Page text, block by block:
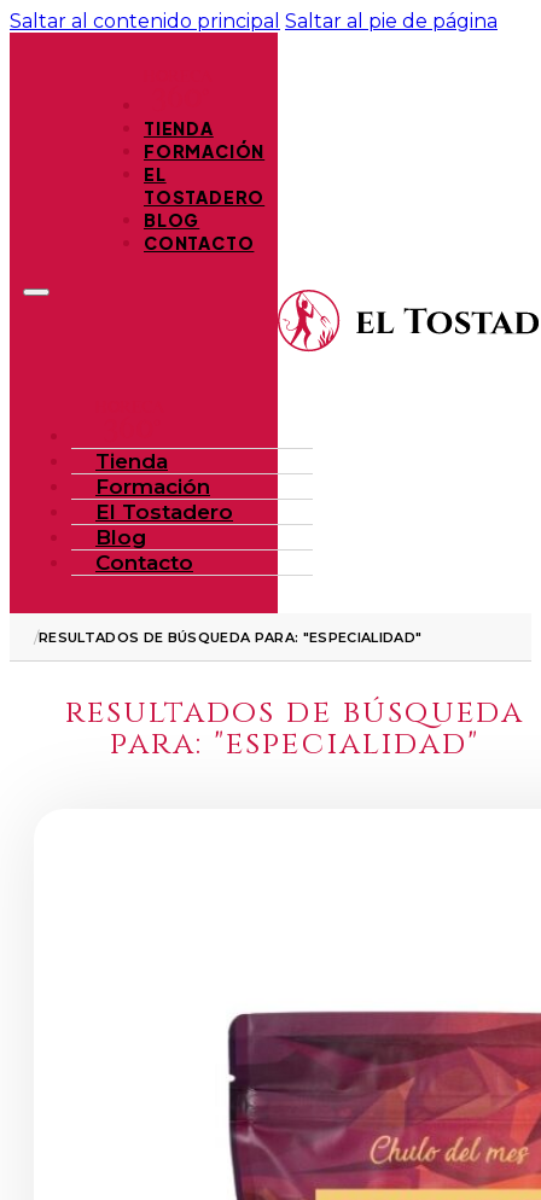
Saltar al contenido principal Saltar al pie de página
TIENDA
FORMACIÓN
EL
TOSTADERO
BLOG
CONTACTO
Tienda
Formación
El Tostadero
Blog
Contacto
/RESULTADOS DE BÚSQUEDA PARA: "ESPECIALIDAD"
resultados de búsqueda
para: "especialidad"